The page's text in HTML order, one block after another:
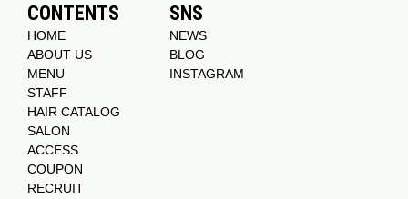
CONTENTS
HOME
ABOUT US
MENU
STAFF
HAIR CATALOG
SALON
ACCESS
COUPON
RECRUIT
SNS
NEWS
BLOG
INSTAGRAM